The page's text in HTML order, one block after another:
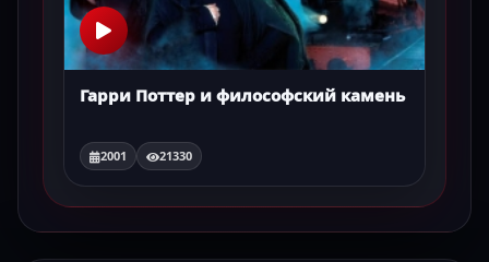
Гарри Поттер и философский камень
2001 21330